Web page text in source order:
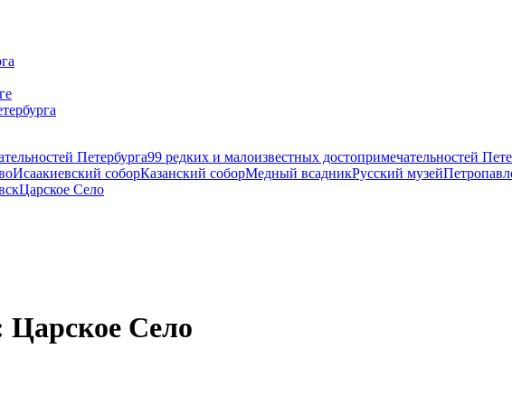
Петербурга99 редких и малоизвестных достопримечательностей
Исаакиевский соборКазанский соборМедный всадникРусский музей
Царское Село
Царское Село